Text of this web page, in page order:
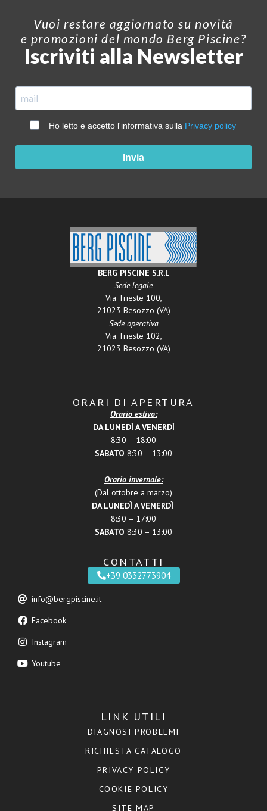
Vuoi restare aggiornato su novità
e promozioni del mondo Berg Piscine?
Iscriviti alla Newsletter
Ho letto e accetto l'informativa sulla Privacy policy
Invia
BERG PISCINE S.R.L
Sede legale
Via Trieste 100,
21023 Besozzo (VA)
Sede operativa
Via Trieste 102,
21023 Besozzo (VA)
ORARI DI APERTURA
Orario estivo:
DA LUNEDÌ A VENERDÌ
8:30 – 18:00
SABATO 8:30 – 13:00
Orario invernale:
(Dal ottobre a marzo)
DA LUNEDÌ A VENERDÌ
8:30 – 17:00
SABATO 8:30 – 13:00
CONTATTI
+39 0332773904
info@bergpiscine.it
Facebook
Instagram
Youtube
LINK UTILI
DIAGNOSI PROBLEMI
RICHIESTA CATALOGO
PRIVACY POLICY
COOKIE POLICY
SITE MAP